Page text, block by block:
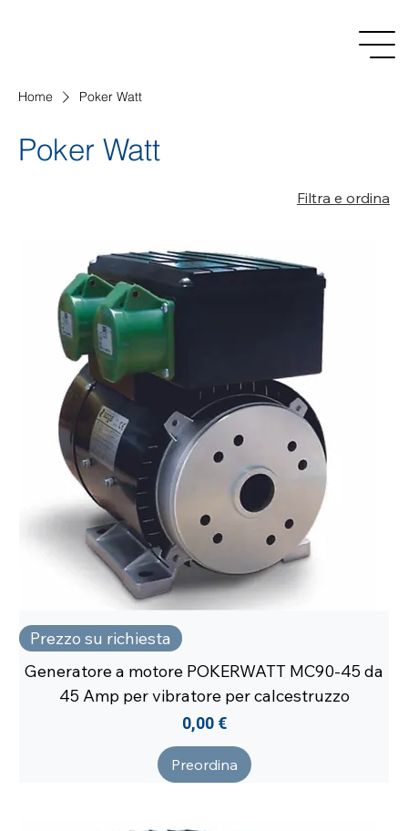
Home Poker Watt
Poker Watt
Filtra e ordina
Prezzo su richiesta
Generatore a motore POKERWATT MC90-45 da
45 Amp per vibratore per calcestruzzo
Prezzo
0,00 €
Preordina